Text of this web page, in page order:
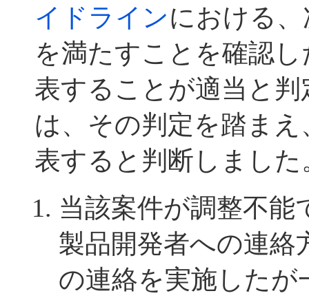
イドラインにおける
を満たすことを確認
表することが適当と
は、その判定を踏ま
表すると判断しました
当該案件が調整不能
製品開発者への連絡
の連絡を実施したが